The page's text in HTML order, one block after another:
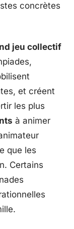
concrètes
jeu collectif
et créent
les plus
à animer
que les
Certains